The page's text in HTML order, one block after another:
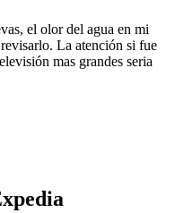
el olor del agua en mi
La atención si fue
mas grandes seria